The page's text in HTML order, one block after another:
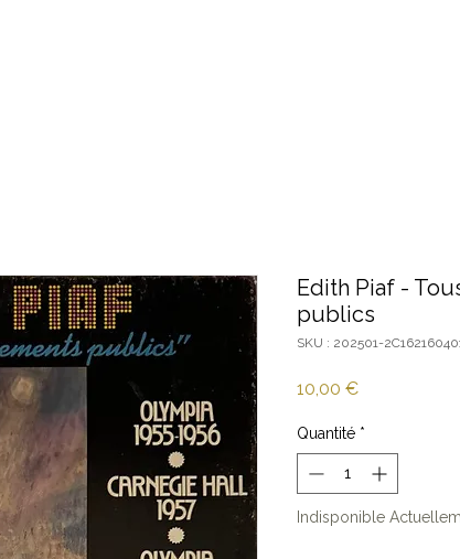
Edith Piaf -
publics
SKU : 202501-
10,00 €Prix
Quantité *
Indisponible